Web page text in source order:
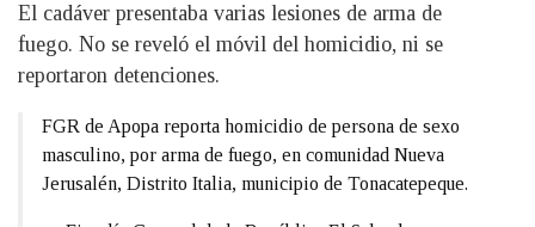
El cadáver presentaba varias lesiones de arma de
fuego. No se reveló el móvil del homicidio, ni se
reportaron detenciones.
FGR de Apopa reporta homicidio de persona de sexo
masculino, por arma de fuego, en comunidad Nueva
Jerusalén, Distrito Italia, municipio de Tonacatepeque.